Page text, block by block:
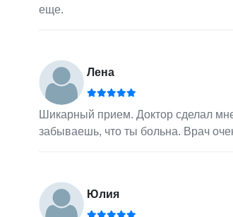
еще.
Лена
Шикарный прием. Доктор сделал
забываешь, что ты больна. Врач
Юлия